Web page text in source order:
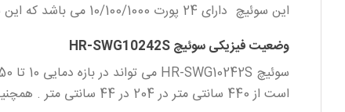
این سوئیچ دارای 24 پورت 10/100/1000 می باشد که این شرکت برای کاربران فراهم کرده.
وضعیت فیزیکی سوئیچ HR-SWG10242S
است از 440 سانتی متر در 204 در 44 سانتی متر . همچنین این دستگاه 2.7 کیلوگرم است.